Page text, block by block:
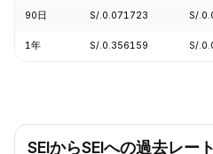
90日 S/.0.071723 S/
1年 S/.0.356159 S/
SEIからSEIへの過去レー